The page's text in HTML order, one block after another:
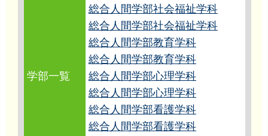
学部一覧
総合人間学部社会福祉学科
総合人間学部社会福祉学科
総合人間学部教育学科
総合人間学部教育学科
総合人間学部心理学科
総合人間学部心理学科
総合人間学部看護学科
総合人間学部看護学科